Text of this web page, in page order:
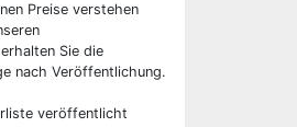
Preise verstehen
Sie die
nach Veröffentlichung.
veröffentlicht